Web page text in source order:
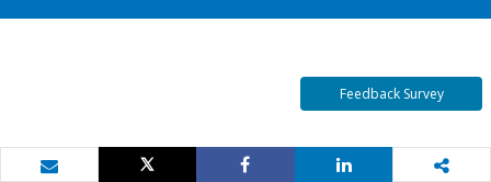
Feedback Survey